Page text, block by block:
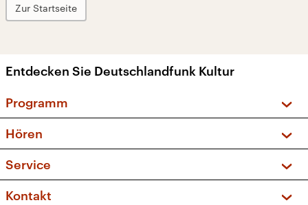
Zur Startseite
Entdecken Sie Deutschlandfunk Kultur
Programm
Sendungen und Podcasts
Musikliste
Kakadu – Das Kinderprogramm
Hören
Frequenzen (UKW + DAB+)
Service
FAQ
Kontakt